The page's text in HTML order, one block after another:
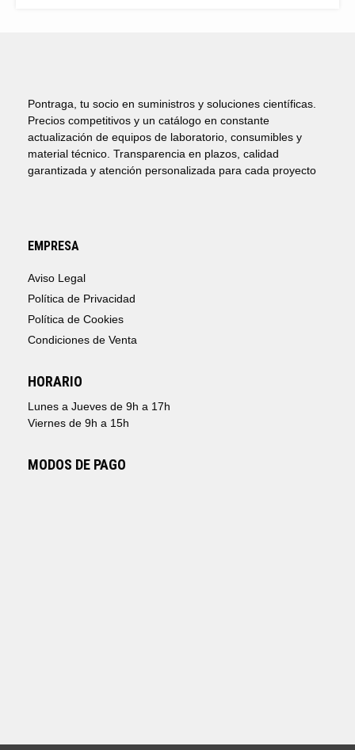
Pontraga, tu socio en suministros y soluciones científicas.
Precios competitivos y un catálogo en constante
actualización de equipos de laboratorio, consumibles y
material técnico. Transparencia en plazos, calidad
garantizada y atención personalizada para cada proyecto
EMPRESA
Aviso Legal
Política de Privacidad
Política de Cookies
Condiciones de Venta
HORARIO
Lunes a Jueves de 9h a 17h
Viernes de 9h a 15h
MODOS DE PAGO